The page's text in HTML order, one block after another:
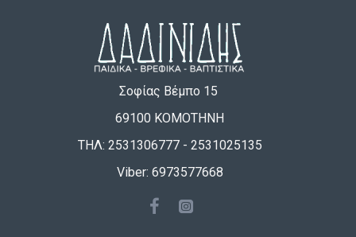
Σοφίας Βέμπο 15
69100 ΚΟΜΟΤΗΝΗ
ΤΗΛ: 2531306777 - 2531025135
Viber: 6973577668